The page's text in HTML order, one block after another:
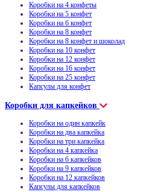
Коробки на 4 конфеты
Коробки на 5 конфет
Коробки на 6 конфет
Коробки на 8 конфет
Коробки на 8 конфет и шоколад
Коробки на 10 конфет
Коробки на 12 конфет
Коробки на 16 конфет
Коробки на 25 конфет
Капсулы для конфет
Коробки для капкейков
Коробки на один капкейк
Коробки на два капкейка
Коробки на три капкейка
Коробки на 4 капкейка
Коробки на 6 капкейков
Коробки на 9 капкейков
Коробки на 12 капкейков
Капсулы для капкейков